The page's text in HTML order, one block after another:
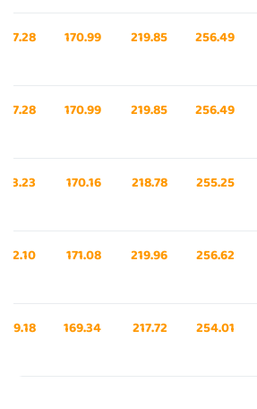
256.49
219.85
170.99
256.49
219.85
170.99
255.25
218.78
170.16
256.62
219.96
171.08
254.01
217.72
169.34